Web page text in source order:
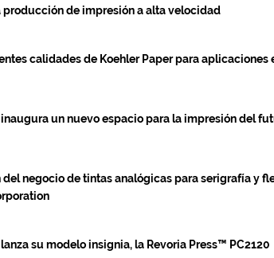
producción de impresión a alta velocidad
calidades de Koehler Paper para aplicaciones
un nuevo espacio para la impresión del
negocio de tintas analógicas para serigrafía y
su modelo insignia, la Revoria Press™ PC2120